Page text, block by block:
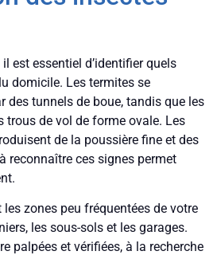
est essentiel d’identifier quels
domicile. Les termites se
des tunnels de boue, tandis que les
trous de vol de forme ovale. Les
de la poussière fine et des
reconnaître ces signes permet
zones peu fréquentées de votre
les sous-sols et les garages.
palpées et vérifiées, à la recherche